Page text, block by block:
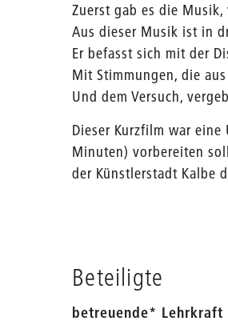
Zuerst gab es die
Aus dieser Musik ist in
Er befasst sich mit der
Mit Stimmungen, die
Und dem Versuch,
Dieser Kurzfilm war
Minuten) vorbereiten
der Künstlerstadt Kalbe
Beteiligte
betreuende* Lehrkraft